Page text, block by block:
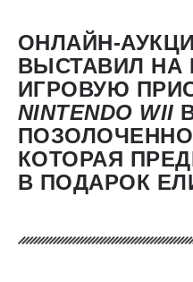
ОНЛАЙН-
ВЫСТАВИЛ НА
ИГРОВУЮ
NINTENDO WII
КОТОРАЯ
В ПОДАРОК